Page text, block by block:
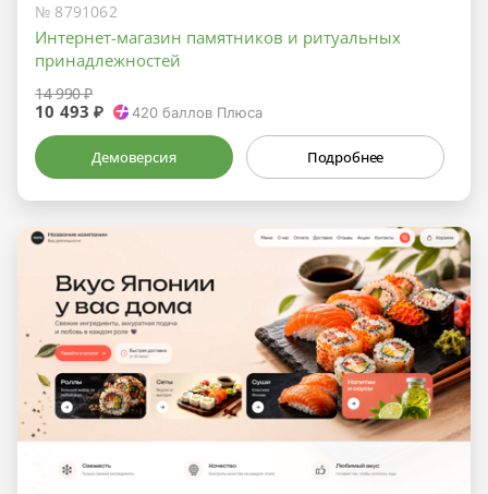
№ 8791062
Интернет-магазин памятников и ритуальных
принадлежностей
14 990 ₽
10 493 ₽ 420баллов Плюса
Демоверсия Подробнее